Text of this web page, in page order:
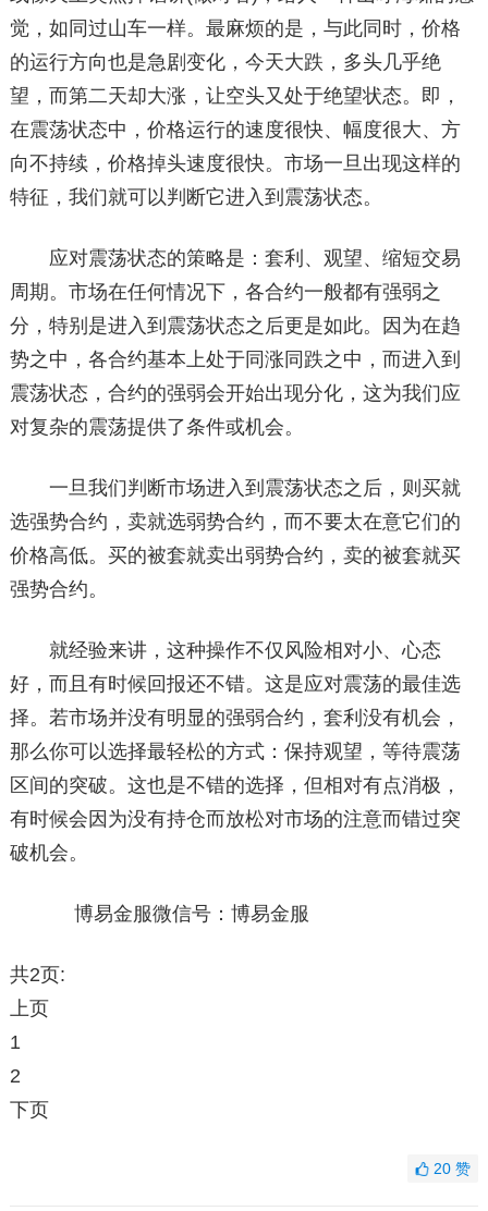
觉，如同过山车一样。最麻烦的是，与此同时，价格
的运行方向也是急剧变化，今天大跌，多头几乎绝
望，而第二天却大涨，让空头又处于绝望状态。即，
在震荡状态中，价格运行的速度很快、幅度很大、方
向不持续，价格掉头速度很快。市场一旦出现这样的
特征，我们就可以判断它进入到震荡状态。
应对震荡状态的策略是：套利、观望、缩短交易
周期。市场在任何情况下，各合约一般都有强弱之
分，特别是进入到震荡状态之后更是如此。因为在趋
势之中，各合约基本上处于同涨同跌之中，而进入到
震荡状态，合约的强弱会开始出现分化，这为我们应
对复杂的震荡提供了条件或机会。
一旦我们判断市场进入到震荡状态之后，则买就
选强势合约，卖就选弱势合约，而不要太在意它们的
价格高低。买的被套就卖出弱势合约，卖的被套就买
强势合约。
就经验来讲，这种操作不仅风险相对小、心态
好，而且有时候回报还不错。这是应对震荡的最佳选
择。若市场并没有明显的强弱合约，套利没有机会，
那么你可以选择最轻松的方式：保持观望，等待震荡
区间的突破。这也是不错的选择，但相对有点消极，
有时候会因为没有持仓而放松对市场的注意而错过突
破机会。
博易金服微信号：博易金服
共2页:
上页
1
2
下页
20赞